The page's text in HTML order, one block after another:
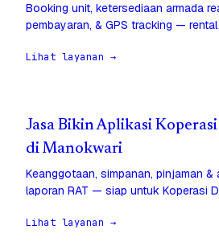
Booking unit, ketersediaan armada
pembayaran, & GPS tracking —
Lihat layanan →
Jasa Bikin Aplikasi
di Manokwari
Keanggotaan, simpanan, pinjaman &
laporan RAT — siap untuk Koperasi
Lihat layanan →